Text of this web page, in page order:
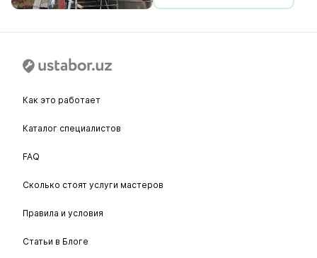
Как это работает
Каталог специалистов
FAQ
Сколько стоят услуги мастеров
Правила и условия
Статьи в Блоге